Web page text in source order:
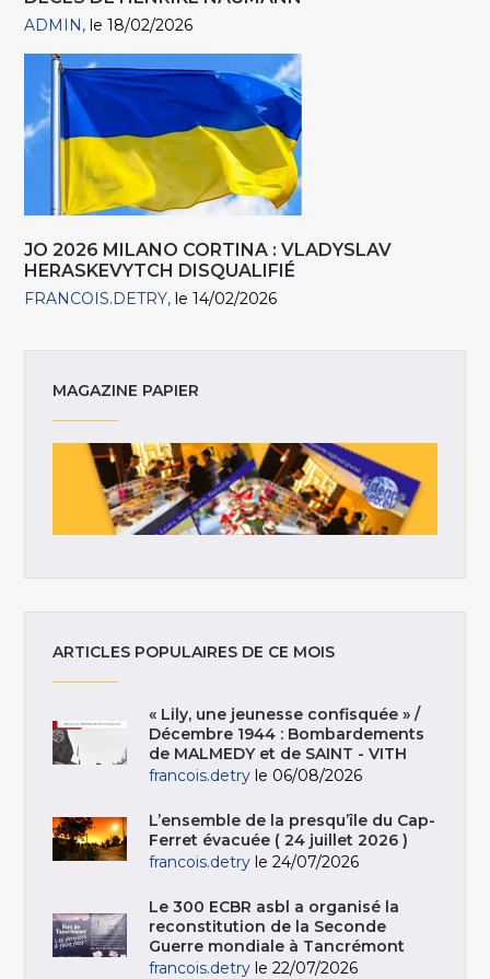
ADMIN le 18/02/2026
JO 2026 MILANO CORTINA : VLADYSLAV
HERASKEVYTCH DISQUALIFIÉ
FRANCOIS.DETRY le 14/02/2026
MAGAZINE PAPIER
ARTICLES POPULAIRES DE CE MOIS
« Lily, une jeunesse confisquée » /
Décembre 1944 : Bombardements
de MALMEDY et de SAINT - VITH
francois.detry le 06/08/2026
L’ensemble de la presqu’île du Cap-
Ferret évacuée ( 24 juillet 2026 )
francois.detry le 24/07/2026
Le 300 ECBR asbl a organisé la
reconstitution de la Seconde
Guerre mondiale à Tancrémont
francois.detry le 22/07/2026